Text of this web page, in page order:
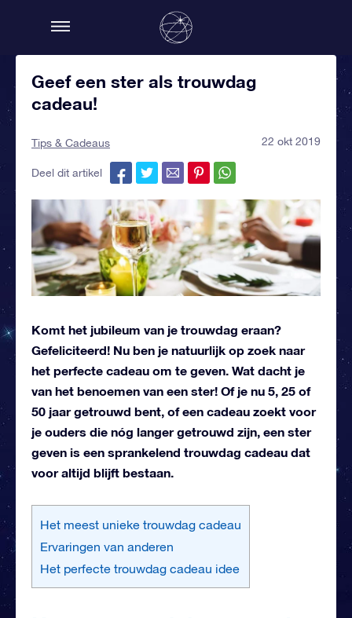
Geef een ster als trouwdag
cadeau!
Tips & Cadeaus 22 okt 2019
Deel dit artikel
Komt het jubileum van je trouwdag eraan?
Gefeliciteerd! Nu ben je natuurlijk op zoek naar
het perfecte cadeau om te geven. Wat dacht je
van het benoemen van een ster! Of je nu 5, 25 of
50 jaar getrouwd bent, of een cadeau zoekt voor
je ouders die nóg langer getrouwd zijn, een ster
geven is een sprankelend trouwdag cadeau dat
voor altijd blijft bestaan.
Het meest unieke trouwdag cadeau
Ervaringen van anderen
Het perfecte trouwdag cadeau idee